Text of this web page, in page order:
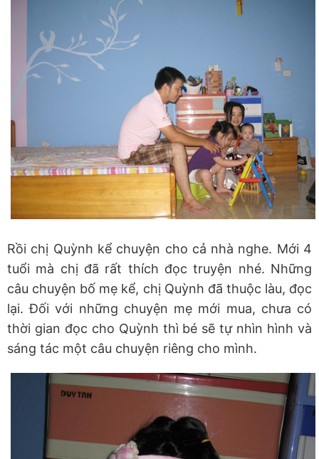
Rồi chị Quỳnh kể chuyện cho cả nhà nghe. Mới 4
tuổi mà chị đã rất thích đọc truyện nhé. Những
câu chuyện bố mẹ kể, chị Quỳnh đã thuộc làu, đọc
lại. Đối với những chuyện mẹ mới mua, chưa có
thời gian đọc cho Quỳnh thì bé sẽ tự nhìn hình và
sáng tác một câu chuyện riêng cho mình.